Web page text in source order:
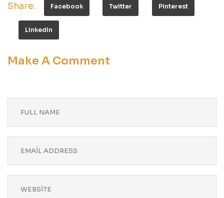
Share: Facebook Twitter Pinterest
LinkedIn
Make A Comment